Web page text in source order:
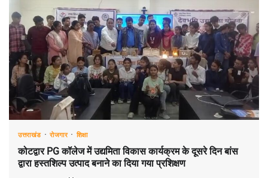
उत्तराखंड रोजगार शिक्षा
कोटद्वार PG कॉलेज में उद्यमिता विकास कार्यक्रम के दूसरे दिन बांस
द्वारा हस्तशिल्प उत्पाद बनाने का दिया गया प्रशिक्षण